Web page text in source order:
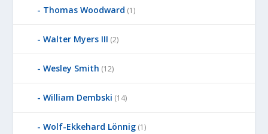
Thomas Woodward (1)
Walter Myers III (2)
Wesley Smith (12)
William Dembski (14)
Wolf-Ekkehard Lönnig (1)